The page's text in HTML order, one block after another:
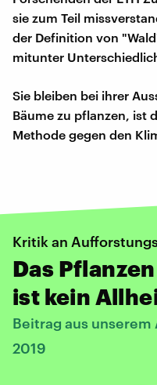
sie zum Teil
der Definition von
mitunter
Sie bleiben bei ihrer
Bäume zu pflanzen, ist
Methode gegen den
Kritik an
Das
ist kein
Beitrag aus
2019